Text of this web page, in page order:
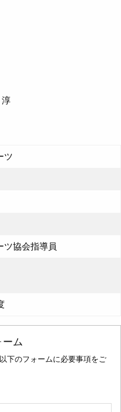
ツ
ツ協会指導員
ム
下のフォームに必要事項をご